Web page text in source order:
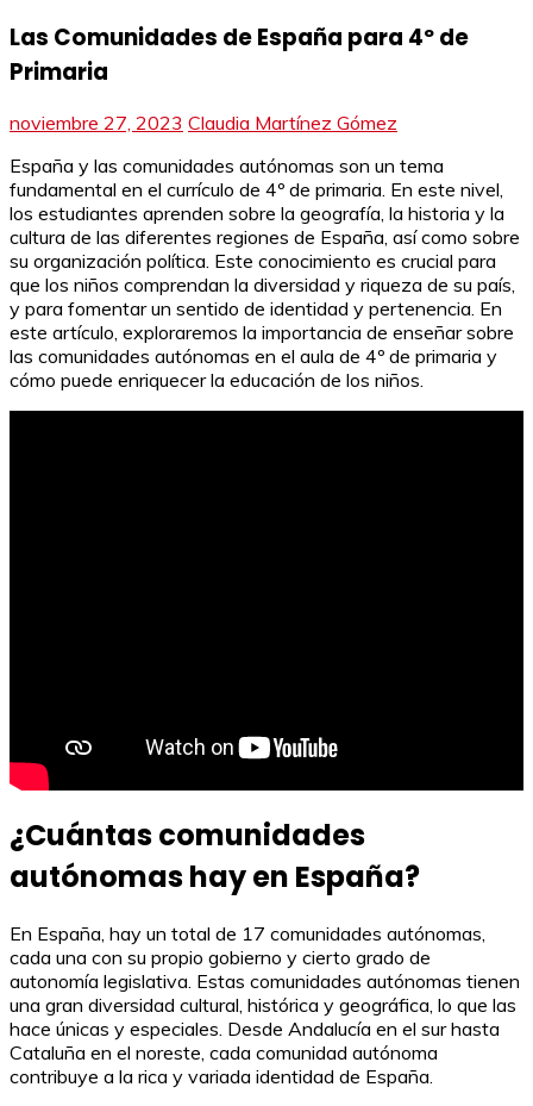
Las Comunidades de España para 4º de
Primaria
noviembre 27, 2023 Claudia Martínez Gómez
España y las comunidades autónomas son un tema
fundamental en el currículo de 4º de primaria. En este nivel,
los estudiantes aprenden sobre la geografía, la historia y la
cultura de las diferentes regiones de España, así como sobre
su organización política. Este conocimiento es crucial para
que los niños comprendan la diversidad y riqueza de su país,
y para fomentar un sentido de identidad y pertenencia. En
este artículo, exploraremos la importancia de enseñar sobre
las comunidades autónomas en el aula de 4º de primaria y
cómo puede enriquecer la educación de los niños.
¿Cuántas comunidades
autónomas hay en España?
En España, hay un total de 17 comunidades autónomas,
cada una con su propio gobierno y cierto grado de
autonomía legislativa. Estas comunidades autónomas tienen
una gran diversidad cultural, histórica y geográfica, lo que las
hace únicas y especiales. Desde Andalucía en el sur hasta
Cataluña en el noreste, cada comunidad autónoma
contribuye a la rica y variada identidad de España.